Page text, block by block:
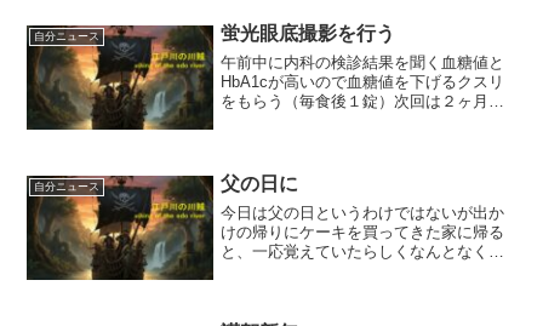
自分ニュース 蛍光眼底撮影を行う
午前中に内科の検診結果を聞く血糖値と
HbA1cが高いので血糖値を下げるクスリ
をもらう（毎食後１錠）次回は２ヶ月先
ら、「注射で吐いたり、倒...
自分ニュース 父の日に
今日は父の日というわけではないが出か
けの帰りにケーキを買ってきた家に帰る
と、一応覚えていたらしくなんとなくお